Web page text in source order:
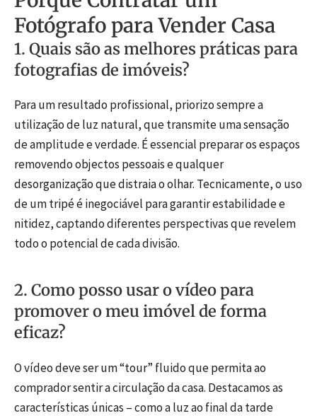
Fotógrafo para Vender Casa
1. Quais são as melhores práticas para
fotografias de imóveis?
Para um resultado profissional, priorizo sempre a
utilização de luz natural, que transmite uma sensação
de amplitude e verdade. É essencial preparar os espaços
removendo objectos pessoais e qualquer
desorganização que distraia o olhar. Tecnicamente, o uso
de um tripé é inegociável para garantir estabilidade e
nitidez, captando diferentes perspectivas que revelem
todo o potencial de cada divisão.
2. Como posso usar o vídeo para
promover o meu imóvel de forma
eficaz?
O vídeo deve ser um “tour” fluido que permita ao
comprador sentir a circulação da casa. Destacamos as
características únicas – como a luz ao final da tarde